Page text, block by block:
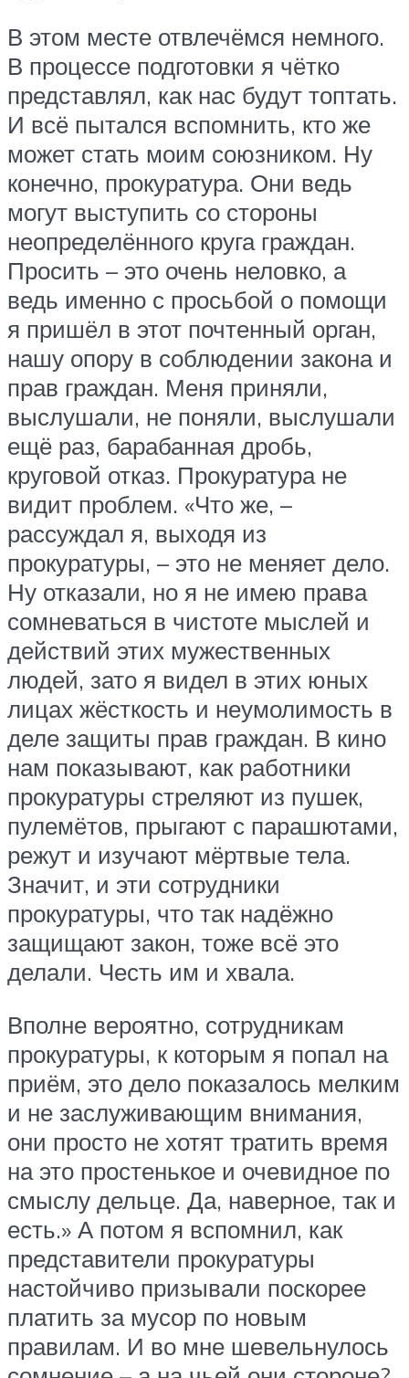
В этом месте отвлечёмся немного.
В процессе подготовки я чётко
представлял, как нас будут топтать.
И всё пытался вспомнить, кто же
может стать моим союзником. Ну
конечно, прокуратура. Они ведь
могут выступить со стороны
неопределённого круга граждан.
Просить – это очень неловко, а
ведь именно с просьбой о помощи
я пришёл в этот почтенный орган,
нашу опору в соблюдении закона и
прав граждан. Меня приняли,
выслушали, не поняли, выслушали
ещё раз, барабанная дробь,
круговой отказ. Прокуратура не
видит проблем. «Что же, –
рассуждал я, выходя из
прокуратуры, – это не меняет дело.
Ну отказали, но я не имею права
сомневаться в чистоте мыслей и
действий этих мужественных
людей, зато я видел в этих юных
лицах жёсткость и неумолимость в
деле защиты прав граждан. В кино
нам показывают, как работники
прокуратуры стреляют из пушек,
пулемётов, прыгают с парашютами,
режут и изучают мёртвые тела.
Значит, и эти сотрудники
прокуратуры, что так надёжно
защищают закон, тоже всё это
делали. Честь им и хвала.
Вполне вероятно, сотрудникам
прокуратуры, к которым я попал на
приём, это дело показалось мелким
и не заслуживающим внимания,
они просто не хотят тратить время
на это простенькое и очевидное по
смыслу дельце. Да, наверное, так и
есть.» А потом я вспомнил, как
представители прокуратуры
настойчиво призывали поскорее
платить за мусор по новым
правилам. И во мне шевельнулось